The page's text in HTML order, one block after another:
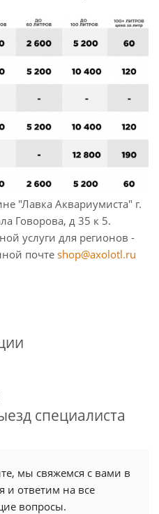
"Лавка Аквариумиста" г.
Говорова, д 35 к 5.
услуги для регионов -
почте shop@axolotl.ru
специалиста
мы свяжемся с вами в
ответим на все
вопросы.